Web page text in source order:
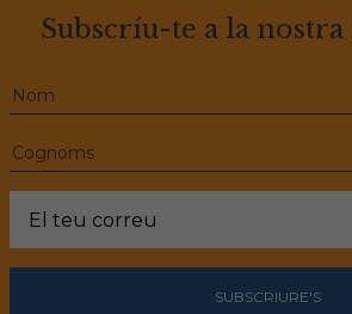
Subscríu-te a la
SUBSCRIURE'S